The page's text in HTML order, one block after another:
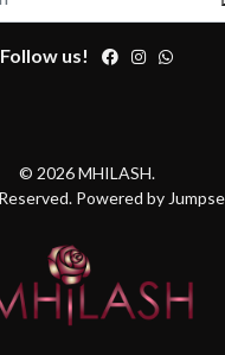
Follow us!
© 2026 MHILASH.
Powered by